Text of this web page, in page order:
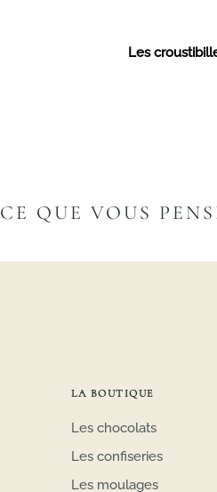
Les
CE QUE VOUS
LA BOUTIQUE
Les chocolats
Les confiseries
Les moulages